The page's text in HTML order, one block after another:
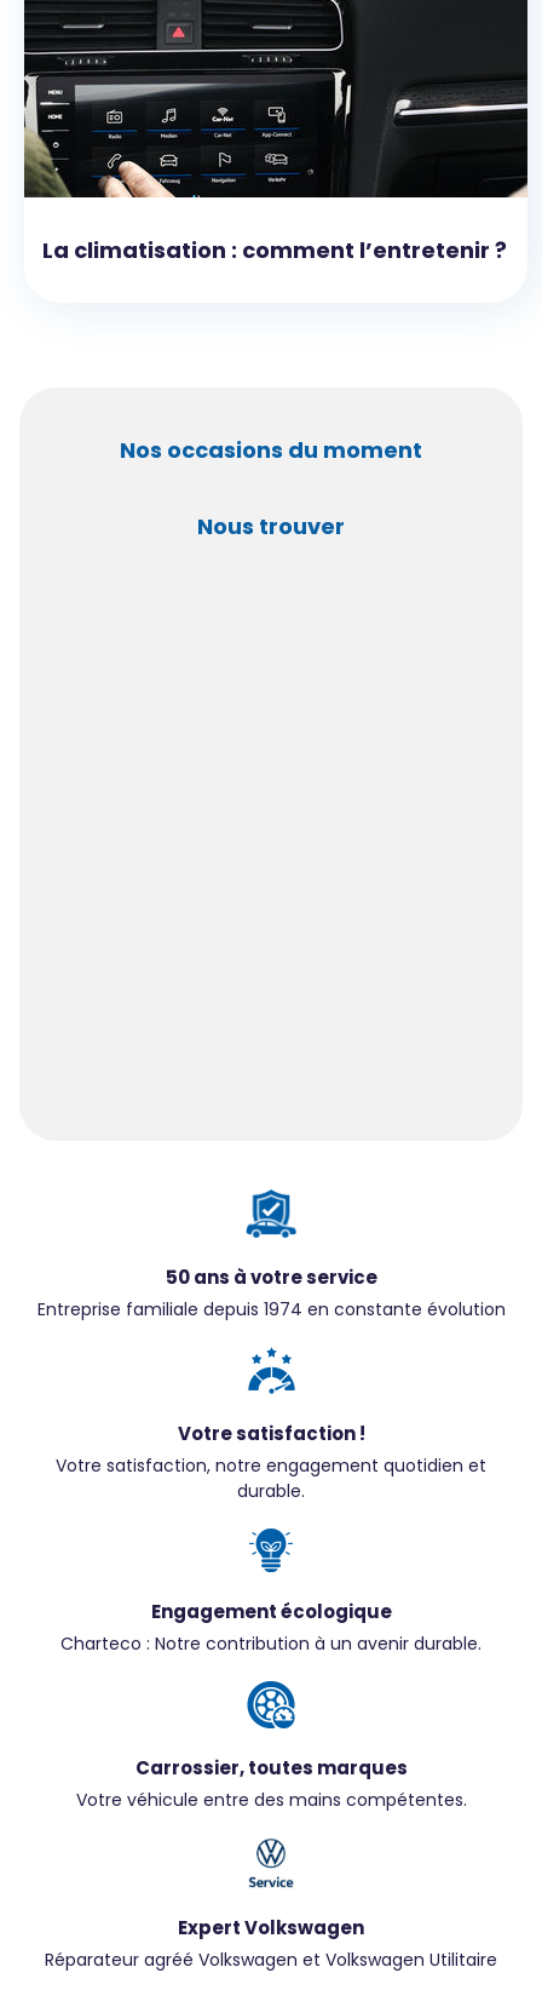
La climatisation : comment l’entretenir ?
Nos occasions du moment
Nous trouver
50 ans à votre service
Entreprise familiale depuis 1974 en constante évolution
Votre satisfaction !
Votre satisfaction, notre engagement quotidien et
durable.
Engagement écologique
Charteco : Notre contribution à un avenir durable.
Carrossier, toutes marques
Votre véhicule entre des mains compétentes.
Expert Volkswagen
Réparateur agréé Volkswagen et Volkswagen Utilitaire